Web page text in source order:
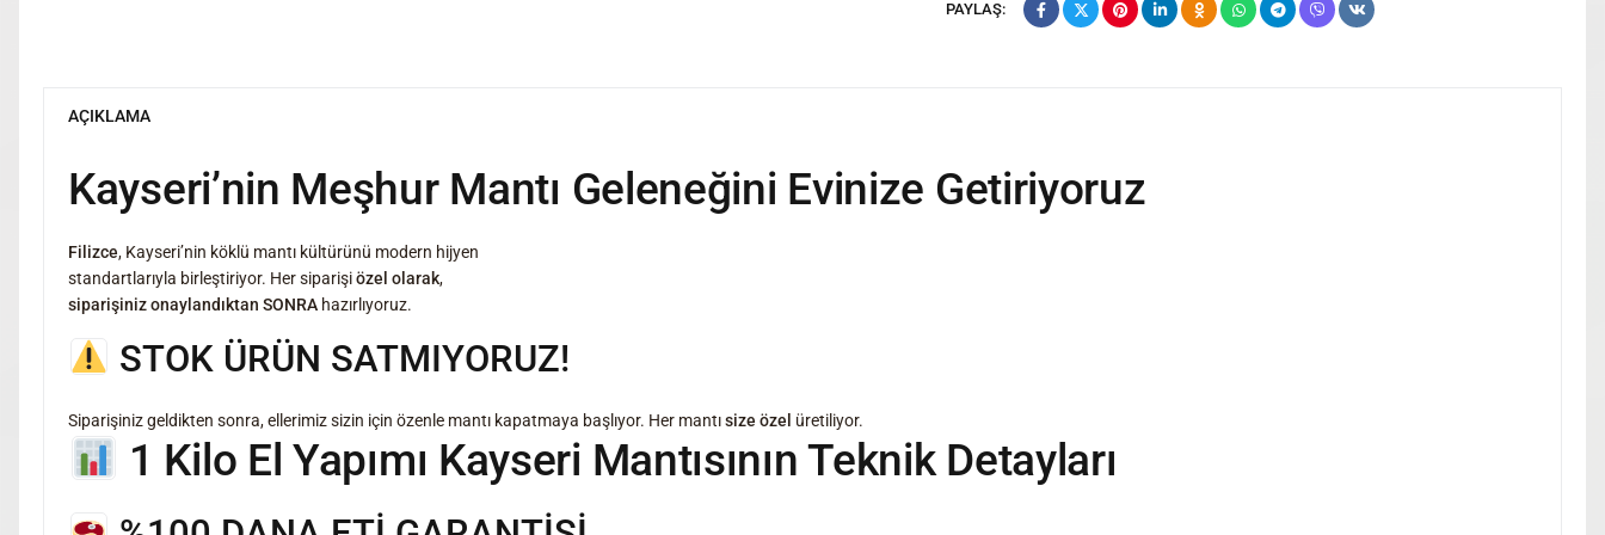
PAYLAŞ:
AÇIKLAMA
Kayseri’nin Meşhur Mantı Geleneğini Evinize Getiriyoruz
Filizce, Kayseri’nin köklü mantı kültürünü modern hijyen
standartlarıyla birleştiriyor. Her siparişiözel olarak,
siparişiniz onaylandıktan SONRA hazırlıyoruz.
STOK ÜRÜN SATMIYORUZ!
Siparişiniz geldikten sonra, ellerimiz sizin için özenle mantı kapatmaya başlıyor. Her mantısize özel üretiliyor.
1 Kilo El Yapımı Kayseri Mantısının Teknik Detayları